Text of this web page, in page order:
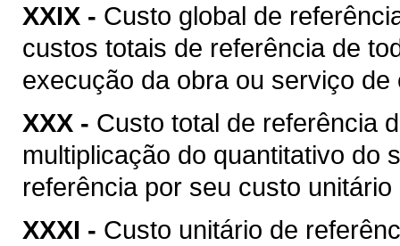
XXIX - Custo global de
custos totais de referência de
execução da obra ou serviço
XXX - Custo total de referência
multiplicação do quantitativo do
referência por seu custo
XXXI - Custo unitário de